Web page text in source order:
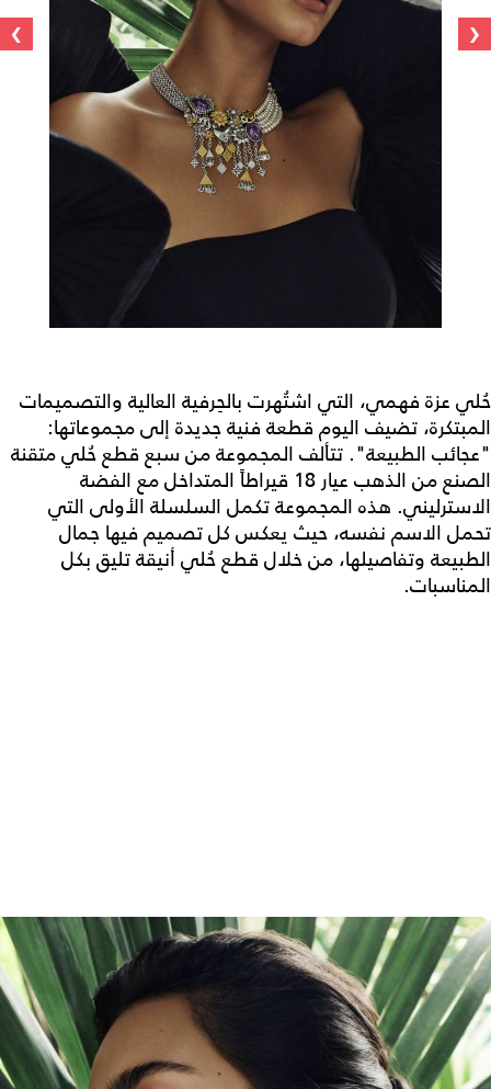
‹
›
حُلي عزة فهمي، التي اشتُهرت بالحِرفية العالية والتصميمات
المبتكرة، تضيف اليوم قطعة فنية جديدة إلى مجموعاتها:
"عجائب الطبيعة". تتألف المجموعة من سبع قطع حُلي متقنة
الصنع من الذهب عيار 18 قيراطاً المتداخل مع الفضة
الاسترليني. هذه المجموعة تكمل السلسلة الأولى التي
تحمل الاسم نفسه، حيث يعكس كل تصميم فيها جمال
الطبيعة وتفاصيلها، من خلال قطع حُلي أنيقة تليق بكل
المناسبات.